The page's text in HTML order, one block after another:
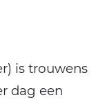
is trouwens
dag een